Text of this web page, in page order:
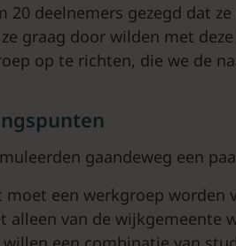
20 deelnemers gezegd dat
graag door wilden met
op te richten, die we de
gaandeweg een
moet een werkgroep worden
alleen van de wijkgemeente